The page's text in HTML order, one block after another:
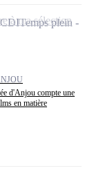
d'Anjou compte une
en matière
CDITemps plein
à ma sélection